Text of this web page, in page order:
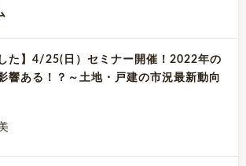
た】4/25(日）セミナー開催！2022年の
響ある！？～土地・戸建の市況最新動向